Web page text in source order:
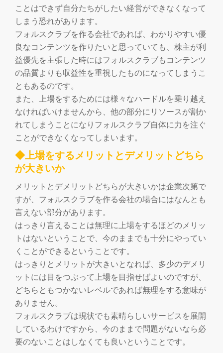
ことはできず自分たちがしたい経営ができなくなって
しまう恐れがあります。
フォルスクラブを作る会社であれば、わかりやすい優
良なコンテンツを作りたいと思っていても、株主が利
益優先を主張した時にはフォルスクラブもコンテンツ
の品質よりも収益性を重視したものになってしまうこ
ともあるのです。
また、上場をするためには様々なハードルを乗り越え
なければいけませんから、他の部分にリソースが割か
れてしまうことになりフォルスクラブ自体に力を注ぐ
ことができなくなってしまいます。
◆上場をするメリットとデメリットどちら
が大きいか
メリットとデメリットどちらが大きいかは企業次第で
すが、フォルスクラブを作る会社の場合にはなんとも
言えない部分があります。
はっきり言えることは無理に上場をするほどのメリッ
トはないということで、今のままでも十分にやってい
くことができるということです。
はっきりとメリットが大きいとなれば、多少のデメリ
ットには目をつぶって上場を目指せばよいのですが、
どちらともつかないレベルであれば無理をする意味が
ありません。
フォルスクラブは現状でも素晴らしいサービスを展開
しているわけですから、今のままで問題がないなら必
要のないことはしなくても良いということです。